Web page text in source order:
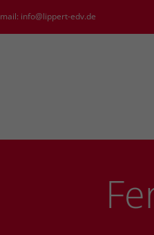
mail: info@lippert-edv.de